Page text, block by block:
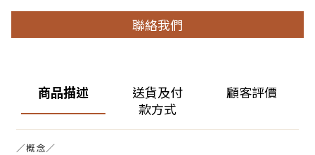
聯絡我們
商品描述
送貨及付
款方式
顧客評價
／概念／